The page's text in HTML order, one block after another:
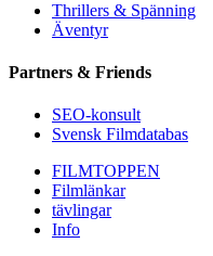
Thrillers & Spänning
Äventyr
Partners & Friends
SEO-konsult
Svensk Filmdatabas
FILMTOPPEN
Filmlänkar
tävlingar
Info